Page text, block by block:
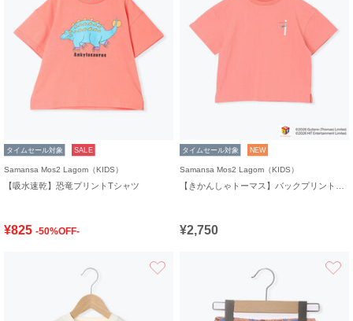
タイムセール対象 SALE
Samansa Mos2 Lagom（KIDS）
【吸水速乾】恐竜プリントTシャツ
¥825 -50%OFF-
タイムセール対象 NEW
Samansa Mos2 Lagom（KIDS）
¥2,750